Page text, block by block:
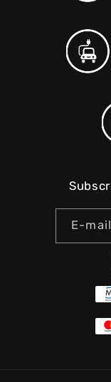
E-mail